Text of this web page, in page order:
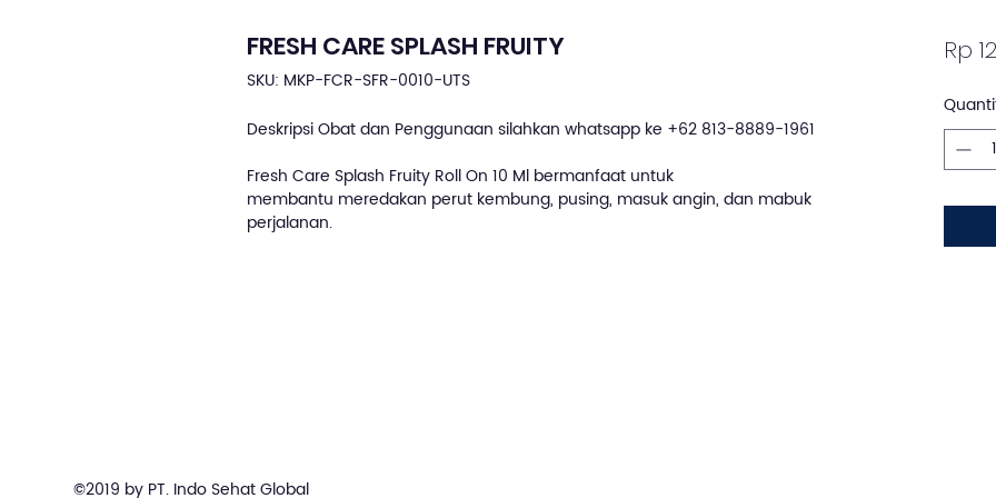
FRESH CARE SPLASH FRUITY
SKU: MKP-FCR-SFR-0010-UTS
Deskripsi Obat dan Penggunaan silahkan whatsapp ke +62 813-8889-1961
Fresh Care Splash Fruity Roll On 10 Ml bermanfaat untuk
membantu meredakan perut kembung, pusing, masuk angin, dan mabuk
perjalanan.
Rp
©2019 by PT. Indo Sehat Global